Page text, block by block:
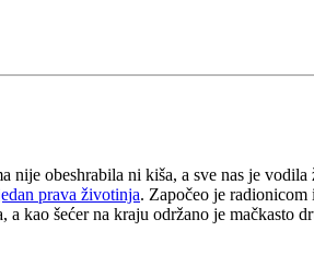
nije obeshrabila ni kiša, a sve nas je
prava životinja. Započeo je radionicom
kao šećer na kraju održano je mačkasto